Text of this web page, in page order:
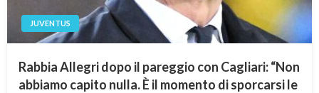
JUVENTUS
Rabbia Allegri dopo il pareggio con Cagliari: “Non
abbiamo capito nulla. È il momento di sporcarsi le